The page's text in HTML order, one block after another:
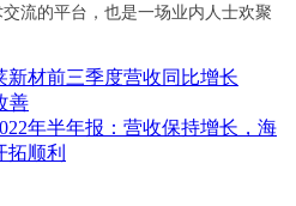
流的平台，也是一场业内人士欢聚
新材前三季度营收同比增长
善
年半年报：营收保持增长，海
拓顺利